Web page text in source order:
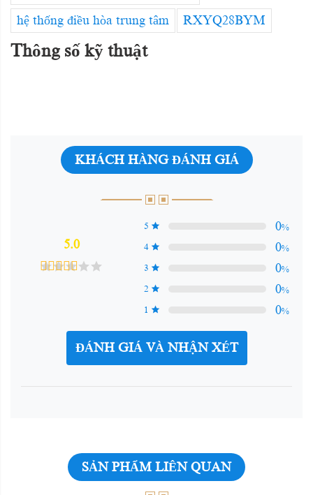
hệ thống điều hòa trung tâm
RXYQ28BYM
Thông số kỹ thuật
KHÁCH HÀNG ĐÁNH GIÁ
5.0
5 0%
4
0%
3
0%
2
0%
1
0%
ĐÁNH GIÁ VÀ NHẬN XÉT
SẢN PHẨM LIÊN QUAN